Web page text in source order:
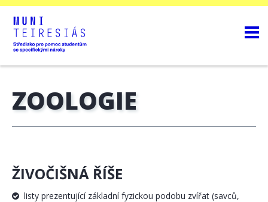
ZOOLOGIE
ŽIVOČIŠNÁ ŘÍŠE
listy prezentující základní fyzickou podobu zvířat (savců,